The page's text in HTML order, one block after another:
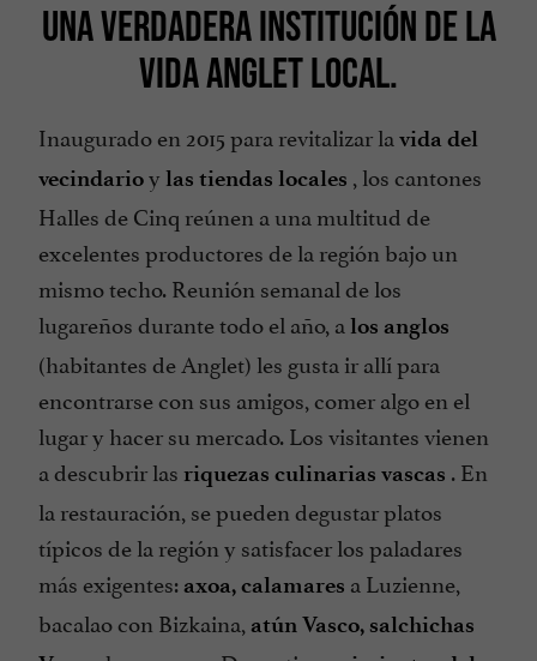
UNA VERDADERA INSTITUCIÓN DE LA
VIDA ANGLET LOCAL.
Inaugurado en 2015 para revitalizar la vida del
vecindarioy las tiendas locales , los cantones
Halles de Cinq reúnen a una multitud de
excelentes productores de la región bajo un
mismo techo. Reunión semanal de los
lugareños durante todo el año, a los anglos
(habitantes de Anglet) les gusta ir allí para
encontrarse con sus amigos, comer algo en el
lugar y hacer su mercado. Los visitantes vienen
a descubrir las riquezas culinarias vascas . En
la restauración, se pueden degustar platos
típicos de la región y satisfacer los paladares
más exigentes: axoa,calamares a Luzienne,
bacalao con Bizkaina, atún Vasco, salchichas